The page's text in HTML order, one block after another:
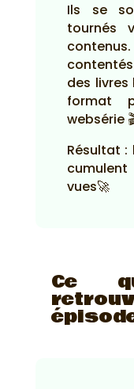
Ils se
tournés
des
format
websérie
Résultat :
vues🚀
Ce